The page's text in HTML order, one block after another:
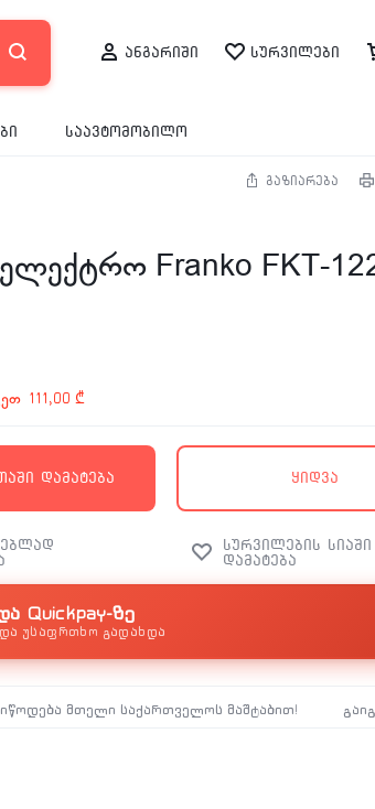
ანგარიში სურვილები
საავტომობილო
გაზიარება
ელექტრო Franko FKT-
111,00₾
დამატება ყიდვა
Quickpay-ზე
უსაფრთხო გადახდა
მთელი საქართველოს მაშტაბით!